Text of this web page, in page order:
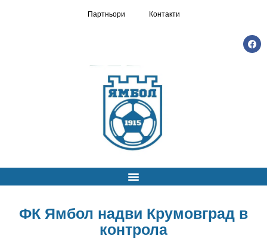
Партньори Контакти
ФК Ямбол надви Крумовград в
контрола